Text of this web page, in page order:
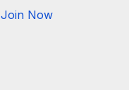
Join Now